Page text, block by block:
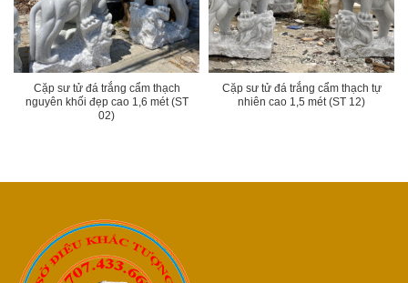
Cặp sư tử đá trắng cẩm thạch
nguyên khối đẹp cao 1,6 mét (ST
02)
Cặp sư tử đá trắng cẩm thạch tự
nhiên cao 1,5 mét (ST 12)